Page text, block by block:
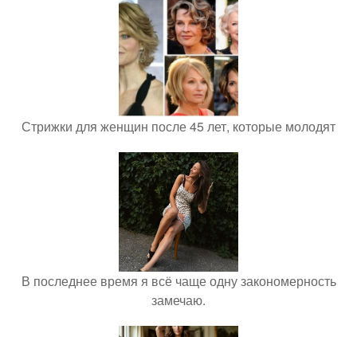
Стрижки для женщин после 45 лет, которые молодят
В последнее время я всё чаще одну закономерность
замечаю.